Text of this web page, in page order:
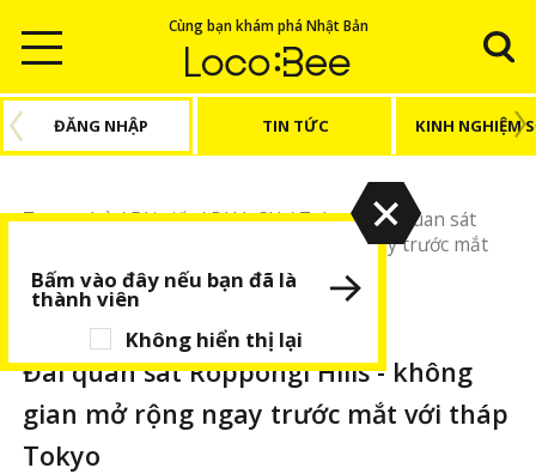
Cùng bạn khám phá Nhật Bản
ĐĂNG NHẬP TIN TỨC KINH NGHIỆM
Trang chủ/Bài viết/DU LỊCH/Tokyo/ Đài quan sát
Roppongi Hills - không gian mở rộng ngay trước mắt
với tháp Tokyo
Đài quan sát Roppongi Hills - không
gian mở rộng ngay trước mắt với tháp
Tokyo
Không hiển thị lại
Bấm vào đây nếu bạn đã là
thành viên